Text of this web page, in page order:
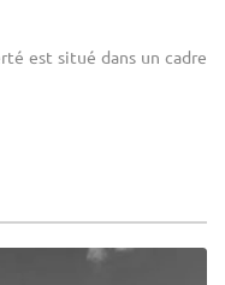
est situé dans un cadre